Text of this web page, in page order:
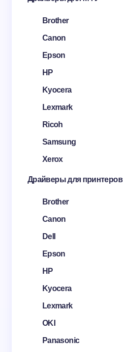
Brother
Canon
Epson
HP
Kyocera
Lexmark
Ricoh
Samsung
Xerox
Драйверы для принтеров
Brother
Canon
Dell
Epson
HP
Kyocera
Lexmark
OKI
Panasonic